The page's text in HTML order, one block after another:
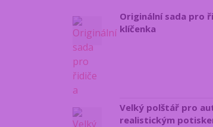
Originální sada pro
klíčenka
Velký polštář pro
realistickým